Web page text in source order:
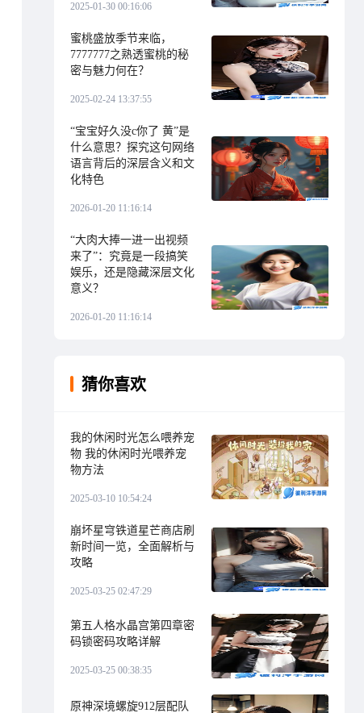
2025-01-30 00:16:06
蜜桃盛放季节来临，
7777777之熟透蜜桃的秘
密与魅力何在？
2025-02-24 13:37:55
“宝宝好久没c你了 黄”是
什么意思？探究这句网络
语言背后的深层含义和文
化特色
2026-01-20 11:16:14
“大肉大捧一进一出视频
来了”：究竟是一段搞笑
娱乐，还是隐藏深层文化
意义？
2026-01-20 11:16:14
猜你喜欢
我的休闲时光怎么喂养宠
物 我的休闲时光喂养宠
物方法
2025-03-10 10:54:24
崩坏星穹铁道星芒商店刷
新时间一览，全面解析与
攻略
2025-03-25 02:47:29
第五人格水晶宫第四章密
码锁密码攻略详解
2025-03-25 00:38:35
原神深境螺旋912层配队